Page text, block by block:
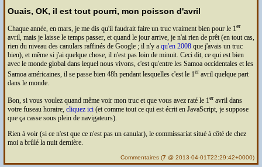
Ouais, OK, il est tout pourri, mon poisson d'avril
Chaque année, en mars, je me dis qu'il faudrait faire un truc vraiment bien pour le 1er
avril, mais je laisse le temps passer, et quand le jour arrive, je n'ai rien de prêt (en tout cas,
rien du niveau des canulars raffinés de Google ; il n'y a qu'en 2008que j'avais un truc
bien), et même si j'ai quelque chose, il n'est pas loin de minuit. Ceci dit, ce qui est bien
avec le monde global dans lequel nous vivons, c'est qu'entre les Samoa occidentales et les
Samoa américaines, il se passe bien 48h pendant lesquelles c'est le 1eravril quelque part
dans le monde.
Bon, si vous voulez quand même voir mon truc et que vous avez raté le 1eravril dans
votre fuseau horaire, cliquez ici(et comme tout ce qui est écrit en JavaScript, je suppose
que ça casse sous plein de navigateurs).
Rien à voir (si ce n'est que ce n'est pas un canular), le commissariat situé à côté de chez
moi a brûlé la nuit dernière.
Commentaires (7 @ 2013-04-01T22:29:42+0000)